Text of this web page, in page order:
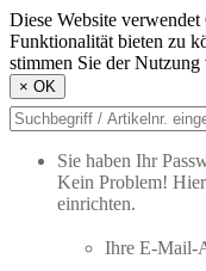
Diese Website
Funktionalität bieten zu
stimmen Sie der
× OK
Sie haben Ihr
Kein Problem!
einrichten.
Ihre E-Mail-